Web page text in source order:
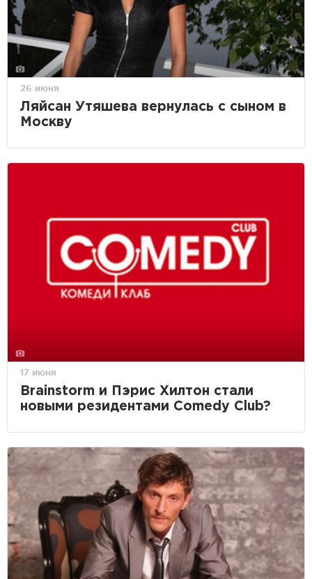
26 июня
Ляйсан Утяшева вернулась с сыном в
Москву
17 июня
Brainstorm и Пэрис Хилтон стали
новыми резидентами Comedy Club?